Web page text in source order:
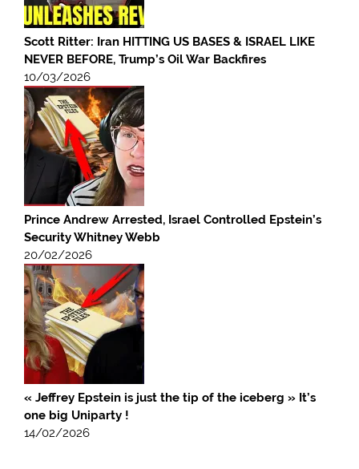
Scott Ritter: Iran HITTING US BASES & ISRAEL LIKE
NEVER BEFORE, Trump’s Oil War Backfires
10/03/2026
Prince Andrew Arrested, Israel Controlled Epstein’s
Security Whitney Webb
20/02/2026
« Jeffrey Epstein is just the tip of the iceberg » It’s
one big Uniparty !
14/02/2026